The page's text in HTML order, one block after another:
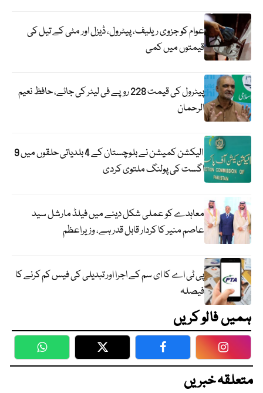
عوام کو جزوی ریلیف، پیٹرول، ڈیزل اور مٹی کے تیل کی
قیمتوں میں کمی
پیٹرول کی قیمت 228 روپے فی لیٹر کی جائے، حافظ نعیم
الرحمان
الیکشن کمیشن نے بلوچستان کے 4 بلدیاتی حلقوں میں 9
اگست کی پولنگ ملتوی کردی
معاہدے کو عملی شکل دینے میں فیلڈ مارشل سید
عاصم منیر کا کردار قابل قدر ہے، وزیراعظم
پی ٹی اے کا ای سم کے اجرا اور تبدیلی کی فیس کم کرنے کا
فیصلہ
ہمیں فالو کریں
WhatsApp Twitter Facebook
متعلقہ خبریں